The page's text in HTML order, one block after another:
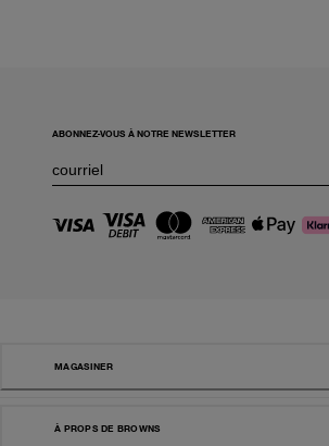
ABONNEZ-VOUS À NOTRE NEWSLETTER
MAGASINER
À PROPS DE BROWNS